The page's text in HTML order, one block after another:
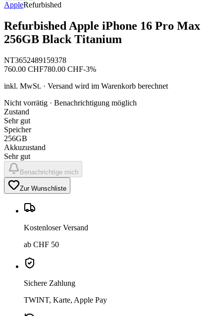
AppleRefurbished
Refurbished Apple iPhone 16 Pro Max
256GB Black Titanium
NT3652489159378
760.00 CHF780.00 CHF-3%
inkl. MwSt. · Versand wird im Warenkorb berechnet
Nicht vorrätig · Benachrichtigung möglich
Zustand
Sehr gut
Speicher
256GB
Akkuzustand
Sehr gut
Benachrichtige mich
Zur Wunschliste
Kostenloser Versand
ab CHF 50
Sichere Zahlung
TWINT, Karte, Apple Pay